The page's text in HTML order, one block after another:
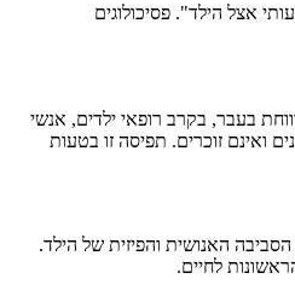
אצל הילד". פסיכולוגים
בעבר, בקרב רופאי ילדים, אנשי
ואינם זוכרים. תפיסה זו בטעות
האנושית והפיזית של הילד.